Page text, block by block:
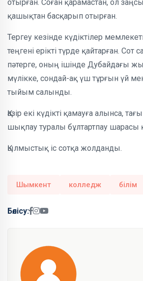
отырған. Соған қарамастан, ол
қашықтан басқарып отырған.
Тергеу кезінде күдіктілер
теңгені ерікті түрде қайтарған.
пәтерге, оның ішінде Дубайдағы
мүлікке, сондай-ақ үш тұрғын үй
тыйым салынды.
Қазір екі күдікті қамауға алынса,
шықпау туралы бұлтартпау шарасы
Қылмыстық іс сотқа жолданды.
Шымкент колледж білім
Бөлісу: